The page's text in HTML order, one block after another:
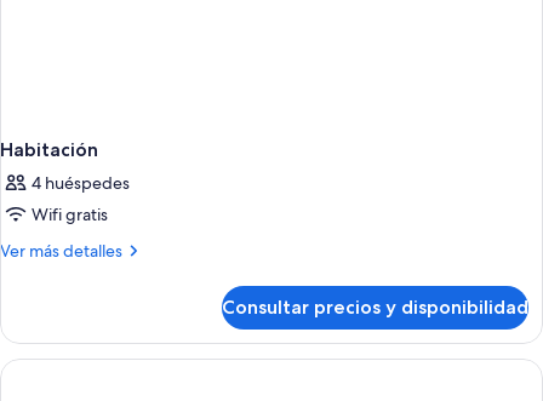
Habitación
4 huéspedes
Wifi gratis
Ver más detalles
Más
Consultar precios y disponibilidad